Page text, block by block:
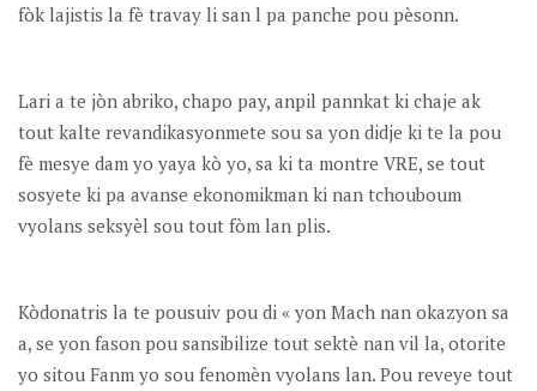
fòk lajistis la fè travay li san l pa panche pou pèsonn.
Lari a te jòn abriko, chapo pay, anpil pannkat ki chaje ak
tout kalte revandikasyonmete sou sa yon didje ki te la pou
fè mesye dam yo yaya kò yo, sa ki ta montre VRE, se tout
sosyete ki pa avanse ekonomikman ki nan tchouboum
vyolans seksyèl sou tout fòm lan plis.
Kòdonatris la te pousuiv pou di « yon Mach nan okazyon sa
a, se yon fason pou sansibilize tout sektè nan vil la, otorite
yo sitou Fanm yo sou fenomèn vyolans lan. Pou reveye tout